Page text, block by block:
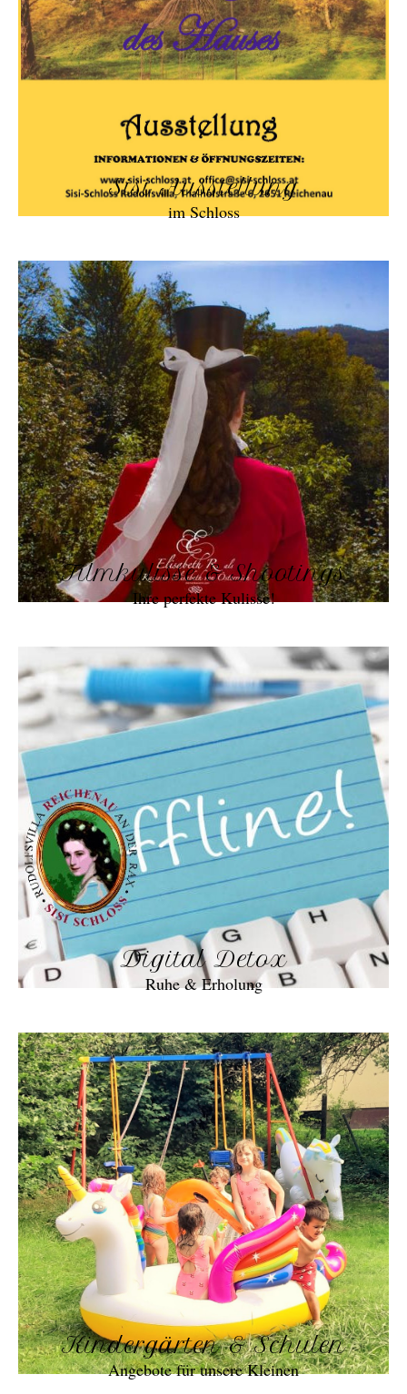
Sisi Ausstellung
im Schloss
Filmkulisse & Shootings
Ihre perfekte Kulisse!
Digital Detox
Ruhe & Erholung
Kindergärten & Schulen
Angebote für unsere Kleinen